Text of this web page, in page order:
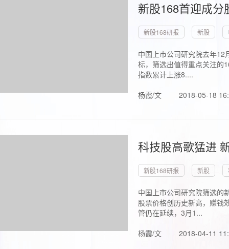
新股168首迎成
新股168研报 新股
中国上市公司研究院去年
标，筛选出值得重点关注的
指数累计上涨8....
杨霞/文
2018-05-18
科技股高歌猛进
新股168研报 新股
中国上市公司研究院筛选的
股票价格创历史新高，赚钱
管仍在延续，3月1...
杨霞/文
2018-04-11